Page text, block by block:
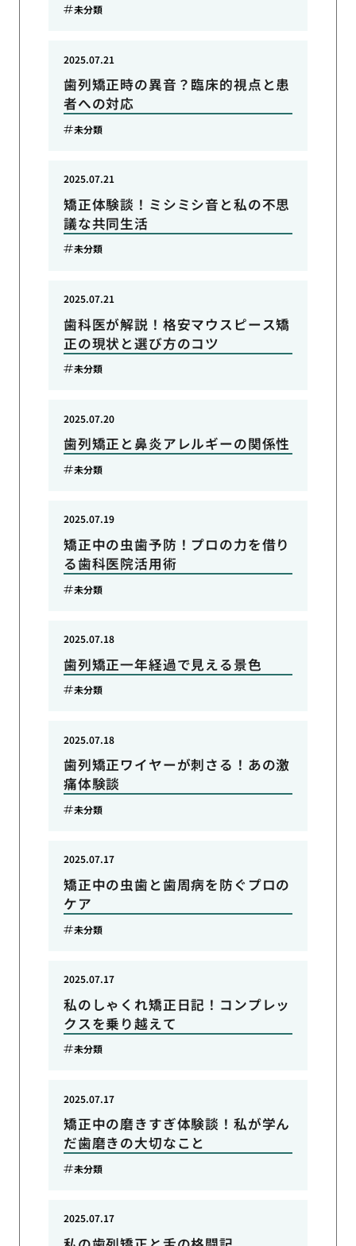
未分類
歯列矯正時の異音？臨床的視点と患
者への対応
2025.07.21
未分類
矯正体験談！ミシミシ音と私の不思
議な共同生活
2025.07.21
未分類
歯科医が解説！格安マウスピース矯
正の現状と選び方のコツ
2025.07.21
未分類
歯列矯正と鼻炎アレルギーの関係性
2025.07.20
未分類
矯正中の虫歯予防！プロの力を借り
る歯科医院活用術
2025.07.19
未分類
歯列矯正一年経過で見える景色
2025.07.18
未分類
歯列矯正ワイヤーが刺さる！あの激
痛体験談
2025.07.18
未分類
矯正中の虫歯と歯周病を防ぐプロの
ケア
2025.07.17
未分類
私のしゃくれ矯正日記！コンプレッ
クスを乗り越えて
2025.07.17
未分類
矯正中の磨きすぎ体験談！私が学ん
だ歯磨きの大切なこと
2025.07.17
未分類
2025.07.17